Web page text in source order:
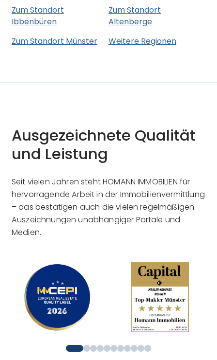
Zum Standort
Ibbenbüren
Zum Standort
Altenberge
Zum Standort Münster
Weitere Regionen
Ausgezeichnete Qualität
und Leistung
Seit vielen Jahren steht HOMANN IMMOBILIEN für
hervorragende Arbeit in der Immobilienvermittlung
– das bestätigen auch die vielen regelmäßigen
Auszeichnungen unabhängiger Portale und
Medien.